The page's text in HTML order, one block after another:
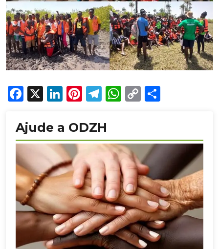
Facebook
X LinkedIn
Pinterest
Telegram
WhatsApp
Copy
Ajude a ODZH